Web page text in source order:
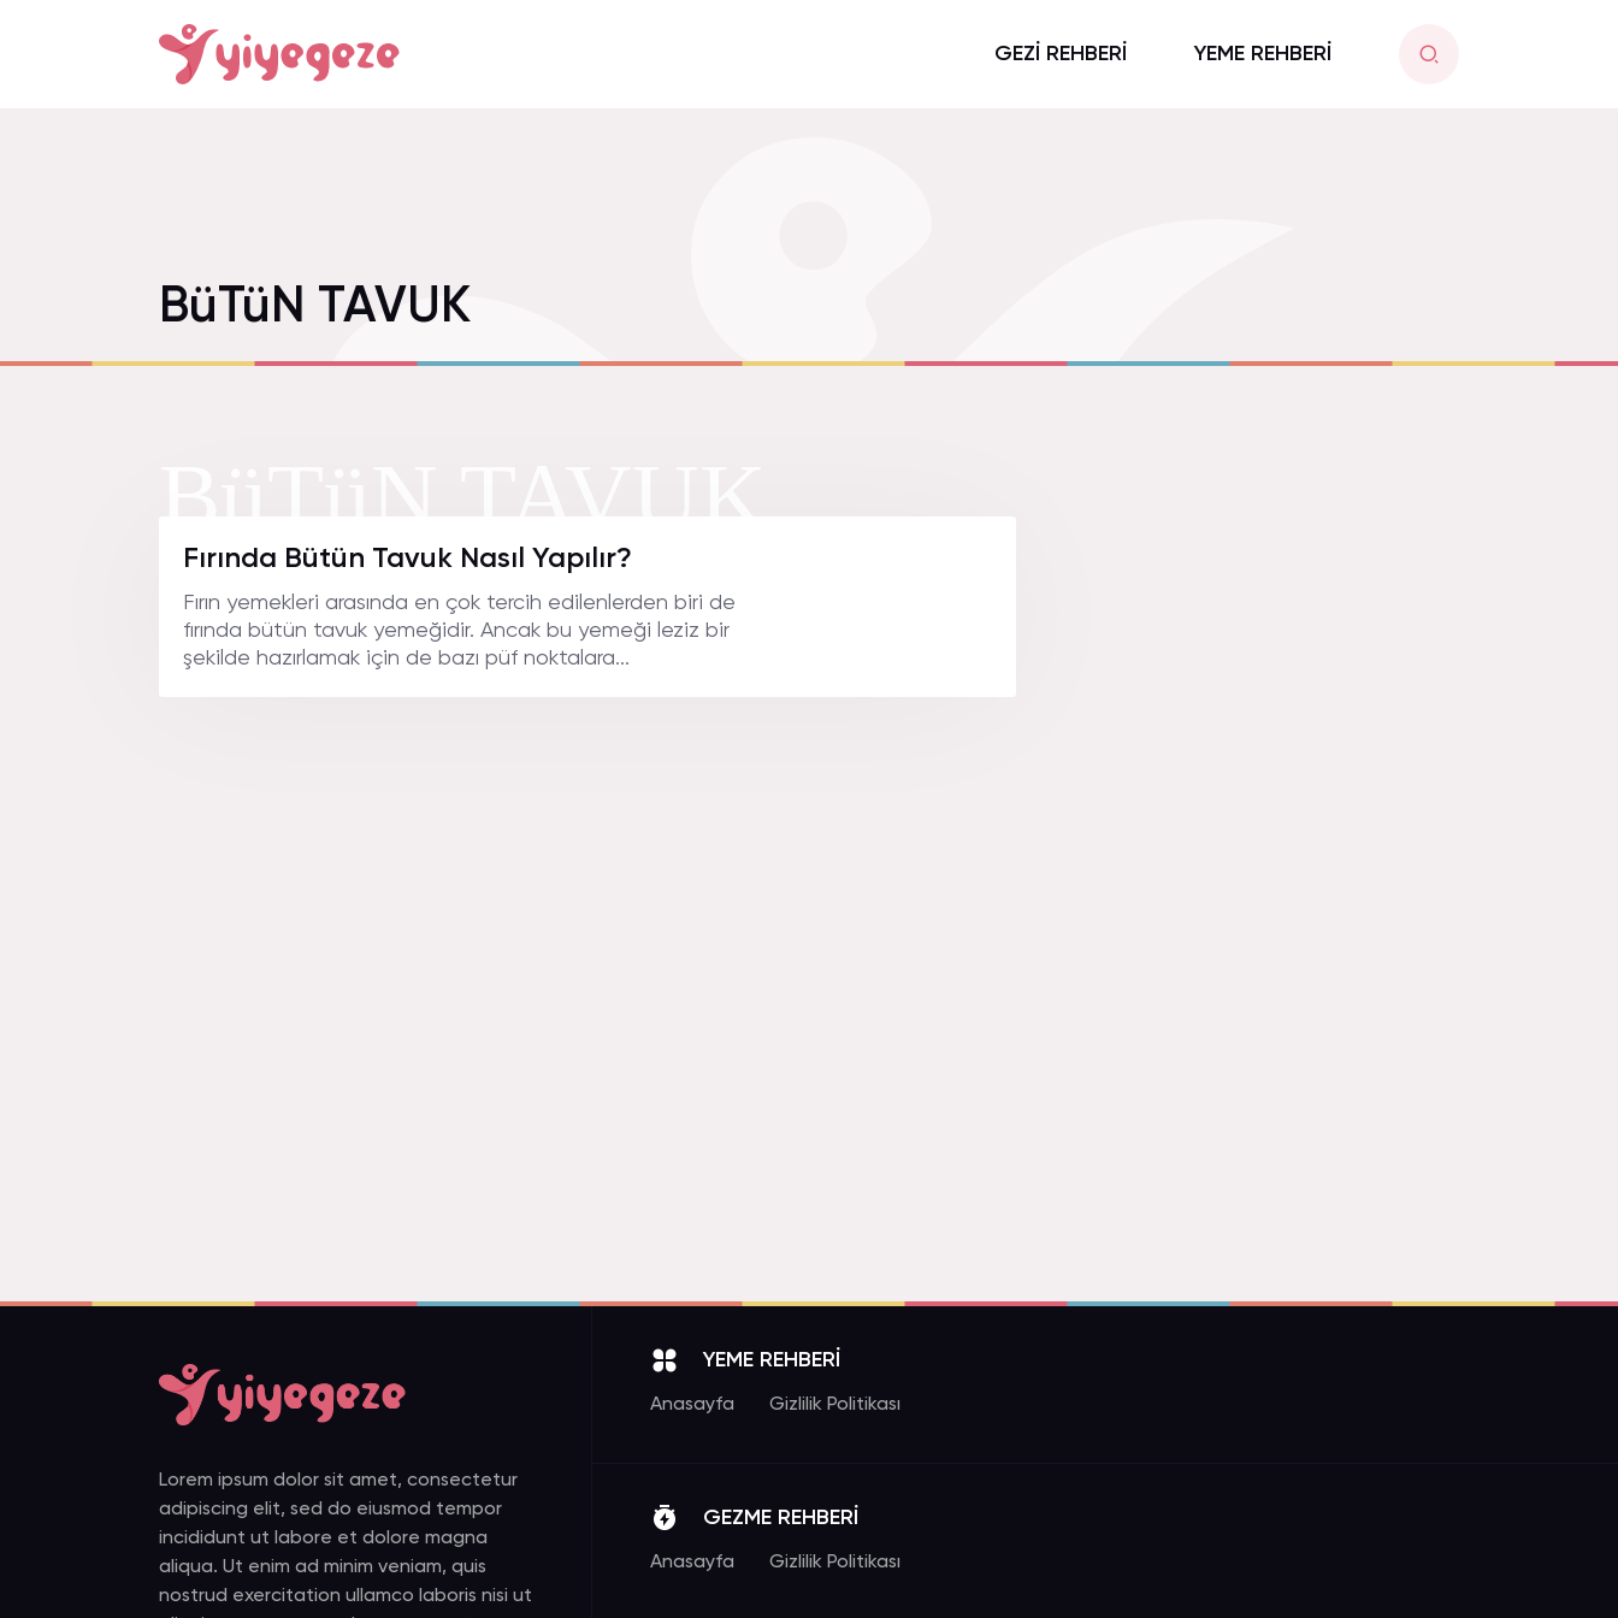
GEZİ REHBERİ YEME REHBERİ
BüTüN TAVUK
Fırında Bütün Tavuk Nasıl Yapılır?
Fırın yemekleri arasında en çok tercih edilenlerden biri de
fırında bütün tavuk yemeğidir. Ancak bu yemeği leziz bir
şekilde hazırlamak için de bazı püf noktalara...
Lorem ipsum dolor sit amet, consectetur
adipiscing elit, sed do eiusmod tempor
incididunt ut labore et dolore magna
aliqua. Ut enim ad minim veniam, quis
nostrud exercitation ullamco laboris nisi ut
YEME REHBERİ
Anasayfa Gizlilik Politikası
GEZME REHBERİ
Anasayfa Gizlilik Politikası